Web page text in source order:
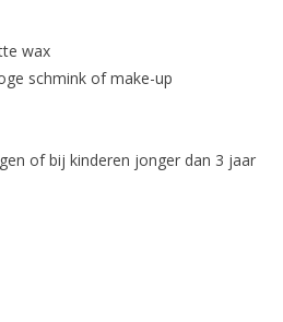
wax
schmink of make-up
of bij kinderen jonger dan 3 jaar